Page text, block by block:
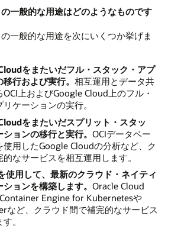
一般的な用途はどのようなものです
一般的な用途を次にいくつか挙げま
をまたいだフル・スタック・アプ
行および実行。 相互運用とデータ共
上およびGoogle Cloud上のフル・
ケーションの実行。
をまたいだスプリット・スタッ
ョンの移行と実行。 OCIデータベー
使用したGoogle Cloudの分析など、ク
なサービスを相互運用します。
使用して、最新のクラウド・ネイティ
ョンを構築します。 Oracle Cloud
Engine for Kubernetesや
など、クラウド間で補完的なサービス
。